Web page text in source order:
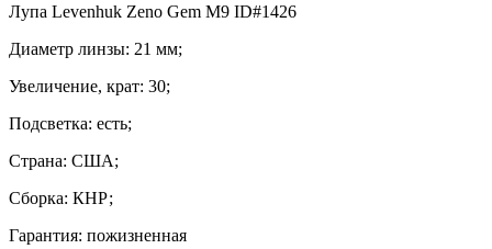
Лупа Levenhuk Zeno Gem M9 ID#1426
Диаметр линзы: 21 мм;
Увеличение, крат: 30;
Подсветка: есть;
Страна: США;
Сборка: КНР;
Гарантия: пожизненная